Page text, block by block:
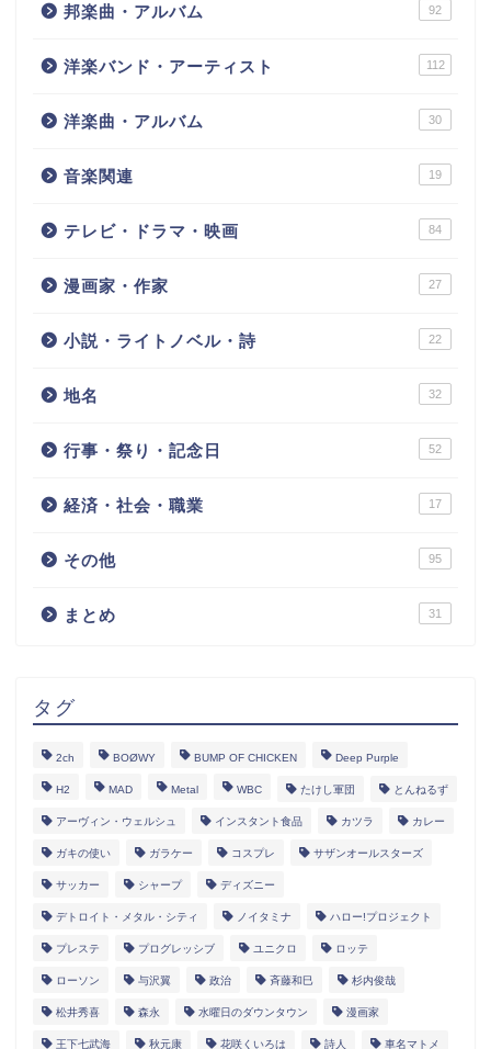
邦楽曲・アルバム 92
洋楽バンド・アーティスト 112
洋楽曲・アルバム 30
音楽関連 19
テレビ・ドラマ・映画 84
漫画家・作家 27
小説・ライトノベル・詩 22
地名 32
行事・祭り・記念日 52
経済・社会・職業 17
その他 95
まとめ 31
タグ
2ch BOØWY BUMP OF CHICKEN Deep Purple
H2 MAD Metal WBC たけし軍団 とんねるず
アーヴィン・ウェルシュ インスタント食品 カツラ カレー
ガキの使い ガラケー コスプレ サザンオールスターズ
サッカー シャープ ディズニー
デトロイト・メタル・シティ ノイタミナ ハロー!プロジェクト
プレステ プログレッシブ ユニクロ ロッテ
ローソン 与沢翼 政治 斉藤和巳 杉内俊哉
松井秀喜 森永 水曜日のダウンタウン 漫画家
王下七武海 秋元康 花咲くいろは 詩人 車名マトメ